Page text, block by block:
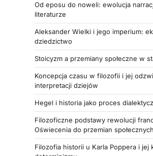
Od eposu do noweli: ewolucja
literaturze
Aleksander Wielki i jego imperium:
dziedzictwo
Stoicyzm a przemiany społeczne w
Koncepcja czasu w filozofii i jej
interpretacji dziejów
Hegel i historia jako proces
Filozoficzne podstawy rewolucji
Oświecenia do przemian społecznych
Filozofia historii u Karla Poppera i jej